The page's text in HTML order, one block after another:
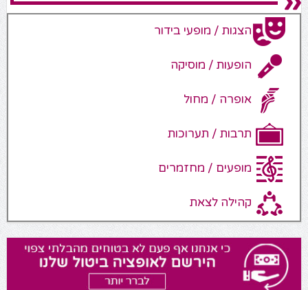
הצגות / מופעי בידור
הופעות / מוסיקה
אופרה / מחול
תרבות / תערוכות
מופעים / מחזמרים
קהילה לצאת